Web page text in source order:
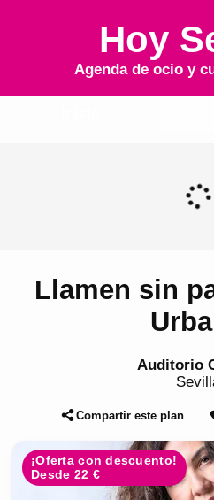
Hoy
Agenda de ocio y
Llamen sin
Auditorio
Compartir este plan
¡Oferta con descuento!
Desde 22 €